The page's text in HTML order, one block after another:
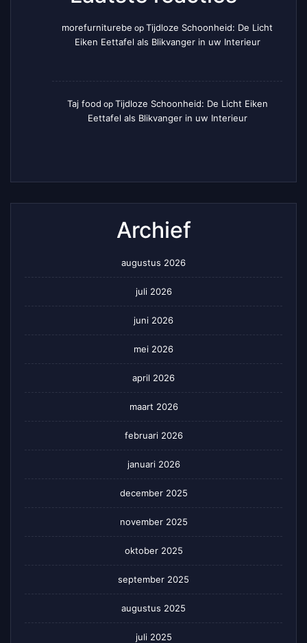
morefurniturebe op Tijdloze Schoonheid: De Licht
Eiken Eettafel als Blikvanger in uw Interieur
Taj food op Tijdloze Schoonheid: De Licht Eiken
Eettafel als Blikvanger in uw Interieur
Archief
augustus 2026
juli 2026
juni 2026
mei 2026
april 2026
maart 2026
februari 2026
januari 2026
december 2025
november 2025
oktober 2025
september 2025
augustus 2025
juli 2025